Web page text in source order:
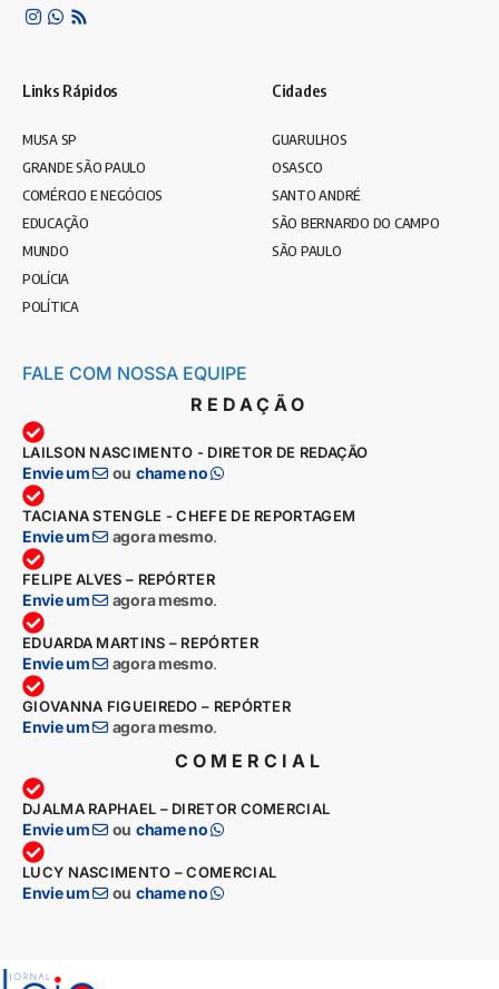
Links Rápidos
MUSA SP
GRANDE SÃO PAULO
COMÉRCIO E NEGÓCIOS
EDUCAÇÃO
MUNDO
POLÍCIA
POLÍTICA
Cidades
GUARULHOS
OSASCO
SANTO ANDRÉ
SÃO BERNARDO DO CAMPO
SÃO PAULO
FALE COM NOSSA EQUIPE
REDAÇÃO
LAILSON NASCIMENTO - DIRETOR DE REDAÇÃO
Envie um ou chame no
TACIANA STENGLE - CHEFE DE REPORTAGEM
Envie um agora mesmo.
FELIPE ALVES – REPÓRTER
Envie um agora mesmo.
EDUARDA MARTINS – REPÓRTER
Envie um agora mesmo.
GIOVANNA FIGUEIREDO – REPÓRTER
Envie um agora mesmo.
COMERCIAL
DJALMA RAPHAEL – DIRETOR COMERCIAL
Envie um ou chame no
LUCY NASCIMENTO – COMERCIAL
Envie um ou chame no